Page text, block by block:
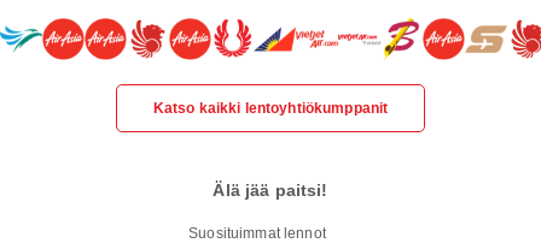
Katso kaikki lentoyhtiökumppanit
Älä jää paitsi!
Suosituimmat lennot